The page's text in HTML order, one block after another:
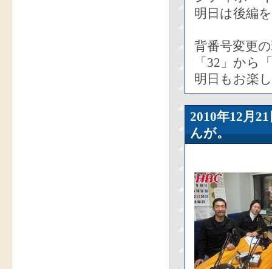
明日は後編
背番号変更
「32」から
明日もお楽
2010年12
んが。